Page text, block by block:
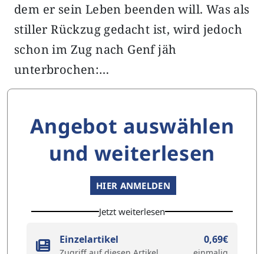
dem er sein Leben beenden will. Was als
stiller Rückzug gedacht ist, wird jedoch
schon im Zug nach Genf jäh
unterbrochen:…
Angebot auswählen
und weiterlesen
HIER ANMELDEN
Jetzt weiterlesen
Einzelartikel 0,69€